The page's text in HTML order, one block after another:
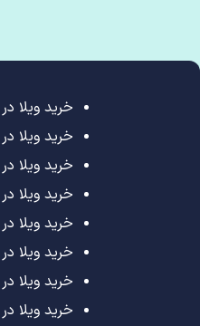
خرید ویلا
خرید ویلا
خرید ویلا
خرید ویلا
خرید ویلا
خرید ویلا
خرید ویلا
خرید ویلا